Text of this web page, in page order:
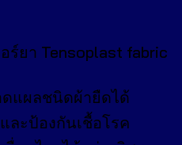
ร์ยา Tensoplast fabric
แผลชนิดผ้ายืดได้
ละป้องกันเชื้อโรค